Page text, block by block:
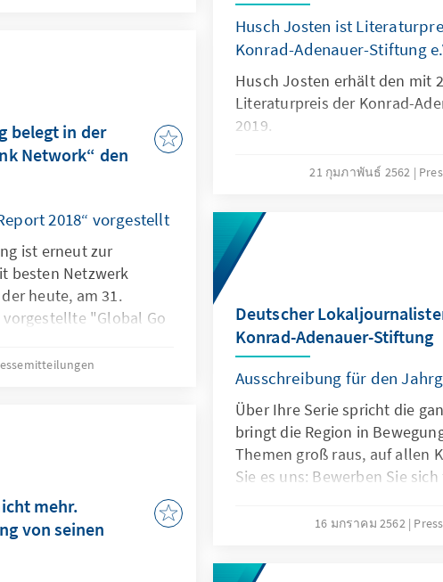
Ende letzten
Intelligenz“
Husch Josten ist
Konrad-Adenauer-Stiftung
Husch Josten erhält den mit
Literaturpreis der Konrad-
2019.
21 กุมภาพันธ์ 2562
belegt in der
Network“ den
2018“ vorgestellt
ist erneut zur
besten Netzwerk
heute, am 31.
"Global Go
University of
Deutscher
Konrad-Adenauer-Stiftung
Ausschreibung für den
Über Ihre Serie spricht die
bringt die Region in
Themen groß raus, auf allen
Sie es uns: Bewerben Sie
16 มกราคม 2562
mehr.
von seinen